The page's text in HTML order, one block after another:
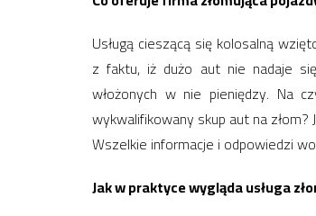
Usługą cieszącą się kolosalną
z faktu, iż dużo aut nie nadaje
włożonych w nie pieniędzy. Na
wykwalifikowany skup aut na
Wszelkie informacje i odpowiedzi
Jak w praktyce wygląda usługa